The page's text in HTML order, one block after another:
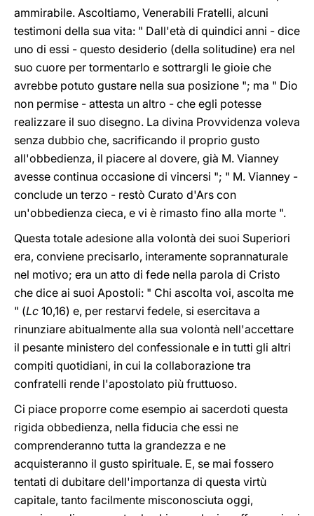
ammirabile. Ascoltiamo, Venerabili Fratelli, alcuni
testimoni della sua vita: " Dall'età di quindici anni - dice
uno di essi - questo desiderio (della solitudine) era nel
suo cuore per tormentarlo e sottrargli le gioie che
avrebbe potuto gustare nella sua posizione "; ma " Dio
non permise - attesta un altro - che egli potesse
realizzare il suo disegno. La divina Provvidenza voleva
senza dubbio che, sacrificando il proprio gusto
all'obbedienza, il piacere al dovere, già M. Vianney
avesse continua occasione di vincersi "; " M. Vianney -
conclude un terzo - restò Curato d'Ars con
un'obbedienza cieca, e vi è rimasto fino alla morte ".
Questa totale adesione alla volontà dei suoi Superiori
era, conviene precisarlo, interamente soprannaturale
nel motivo; era un atto di fede nella parola di Cristo
che dice ai suoi Apostoli: " Chi ascolta voi, ascolta me
" (Lc 10,16) e, per restarvi fedele, si esercitava a
rinunziare abitualmente alla sua volontà nell'accettare
il pesante ministero del confessionale e in tutti gli altri
compiti quotidiani, in cui la collaborazione tra
confratelli rende l'apostolato più fruttuoso.
Ci piace proporre come esempio ai sacerdoti questa
rigida obbedienza, nella fiducia che essi ne
comprenderanno tutta la grandezza e ne
acquisteranno il gusto spirituale. E, se mai fossero
tentati di dubitare dell'importanza di questa virtù
capitale, tanto facilmente misconosciuta oggi,